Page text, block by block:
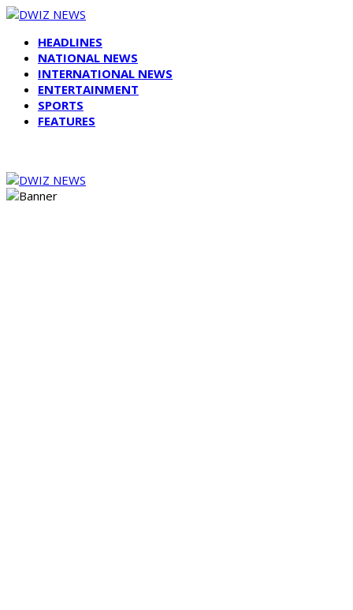
HEADLINES
NATIONAL NEWS
INTERNATIONAL NEWS
ENTERTAINMENT
SPORTS
FEATURES